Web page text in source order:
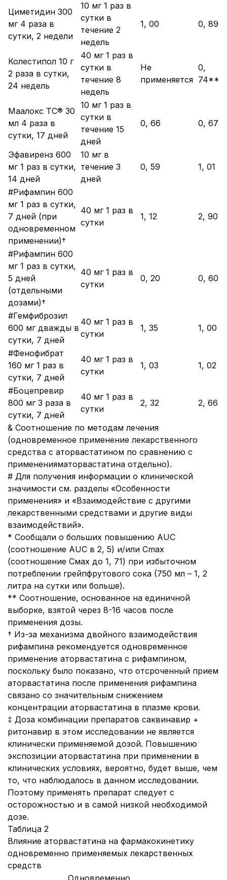
Циметидин 300
мг 4 раза в
сутки, 2 недели
10 мг 1 раз в
сутки в
течение 2
недель
1, 00 0, 89
Колестипол 10 г
2 раза в сутки,
24 недель
40 мг 1 раз в
сутки в
течение 8
недель
Не
применяется
0,
74**
Маалокс TC® 30
мл 4 раза в
сутки, 17 дней
10 мг 1 раз в
сутки в
течение 15
дней
0, 66 0, 67
Эфавиренз 600
мг 1 раз в сутки,
14 дней
10 мг в
течение 3
дней
0, 59 1, 01
#Рифампин 600
мг 1 раз в сутки,
7 дней (при
одновременном
применении)†
40 мг 1 раз в
сутки
1, 12 2, 90
#Рифампин 600
мг 1 раз в сутки,
5 дней
(отдельными
дозами)†
40 мг 1 раз в
сутки
0, 20 0, 60
#Гемфиброзил
600 мг дважды в
сутки, 7 дней
40 мг 1 раз в
сутки
1, 35 1, 00
#Фенофибрат
160 мг 1 раз в
сутки, 7 дней
40 мг 1 раз в
сутки
1, 03 1, 02
#Боцепревир
800 мг 3 раза в
сутки, 7 дней
40 мг 1 раз в
сутки
2, 32 2, 66
& Соотношение по методам лечения
(одновременное применение лекарственного
средства с аторвастатином по сравнению с
примененияматорвастатина отдельно).
# Для получения информации о клинической
значимости см. разделы «Особенности
применения» и «Взаимодействие с другими
лекарственными средствами и другие виды
взаимодействий».
* Сообщали о больших повышению AUC
(соотношение AUC в 2, 5) и/или Cmax
(соотношение Смах до 1, 71) при избыточном
потреблении грейпфрутового сока (750 мл – 1, 2
литра на сутки или больше).
** Соотношение, основанное на единичной
выборке, взятой через 8-16 часов после
применения дозы.
† Из-за механизма двойного взаимодействия
рифампина рекомендуется одновременное
применение аторвастатина с рифампином,
поскольку было показано, что отсроченный прием
аторвастатина после применения рифампина
связано со значительным снижением
концентрации аторвастатина в плазме крови.
‡ Доза комбинации препаратов саквинавир +
ритонавир в этом исследовании не является
клинически применяемой дозой. Повышению
экспозиции аторвастатина при применении в
клинических условиях, вероятно, будет выше, чем
то, что наблюдалось в данном исследовании.
Поэтому применять препарат следует с
осторожностью и в самой низкой необходимой
дозе.
Таблица 2
Влияние аторвастатина на фармакокинетику
одновременно применяемых лекарственных
средств
Одновременно